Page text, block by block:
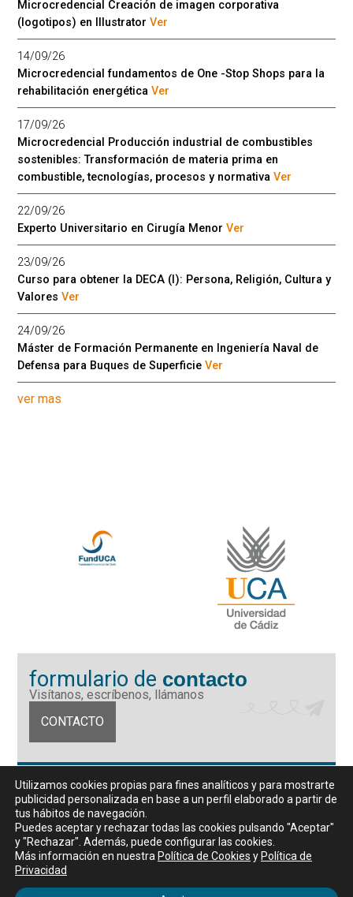
Microcredencial Creación de imagen corporativa
(logotipos) en IllustratorVer
14/09/26
Microcredencial fundamentos de One -Stop Shops para la
rehabilitación energéticaVer
17/09/26
Microcredencial Producción industrial de combustibles
sostenibles: Transformación de materia prima en
combustible, tecnologías, procesos y normativaVer
22/09/26
Experto Universitario en Cirugía MenorVer
23/09/26
Curso para obtener la DECA (I): Persona, Religión, Cultura y
ValoresVer
24/09/26
Máster de Formación Permanente en Ingeniería Naval de
Defensa para Buques de SuperficieVer
ver mas
formulario de contacto
Visítanos, escríbenos, llámanos
CONTACTO
Fundación Universidad de Cádiz
Calle Ancha 10 (Edificio José Pérez Llorca), CP. 11001, Cádiz
CIF: G11442167
956 07 03 70 / 72
Horario de atención al público
De lunes a viernes, de 9 a 14 horas
Utilizamos cookies propias para fines analíticos y para mostrarte
publicidad personalizada en base a un perfil elaborado a partir de
tus hábitos de navegación.
Puedes aceptar y rechazar todas las cookies pulsando "Aceptar"
y "Rechazar". Además, puede configurar las cookies.
Más información en nuestra Política de Cookies y Política de
Privacidad